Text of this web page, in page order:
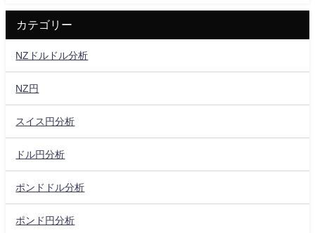
カテゴリー
NZドルドル分析
NZ円
スイス円分析
ドル円分析
ポンドドル分析
ポンド円分析